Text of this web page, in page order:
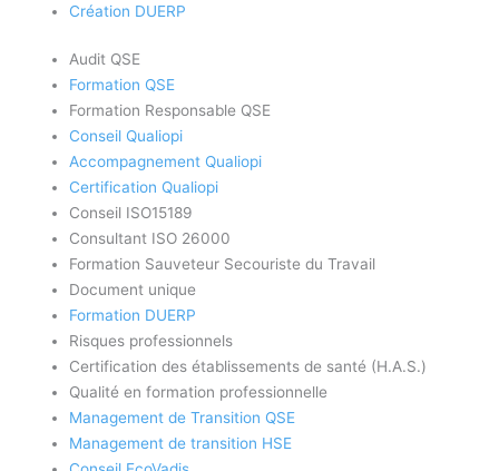
Création DUERP
Audit QSE
Formation QSE
Formation Responsable QSE
Conseil Qualiopi
Accompagnement Qualiopi
Certification Qualiopi
Conseil ISO15189
Consultant ISO 26000
Formation Sauveteur Secouriste du Travail
Document unique
Formation DUERP
Risques professionnels
Certification des établissements de santé (H.A.S.)
Qualité en formation professionnelle
Management de Transition QSE
Management de transition HSE